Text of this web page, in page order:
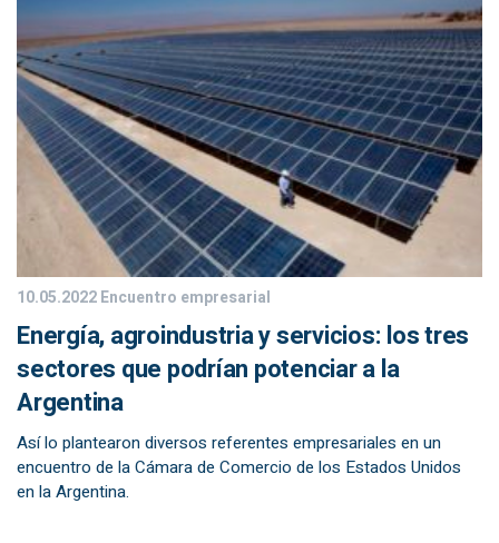
10.05.2022Encuentro empresarial
Energía, agroindustria y servicios: los tres
sectores que podrían potenciar a la
Argentina
Así lo plantearon diversos referentes empresariales en un
encuentro de la Cámara de Comercio de los Estados Unidos
en la Argentina.